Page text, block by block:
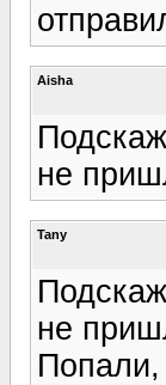
Aisha
не
Tany
не
Попали,